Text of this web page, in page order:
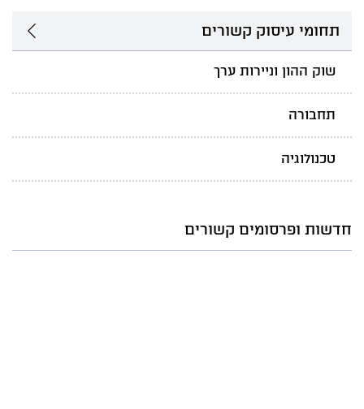
תחומי עיסוק קשורים
שוק ההון וניירות ערך
תחבורה
טכנולוגיה
חדשות ופרסומים קשורים